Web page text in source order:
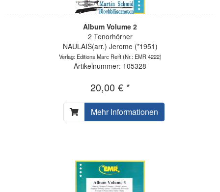
Album Volume 2
2 Tenorhörner
NAULAIS(arr.) Jerome (*1951)
Verlag: Editions Marc Reift(Nr.: EMR 4222)
Artikelnummer: 105328
20,00 € *
Mehr Informationen